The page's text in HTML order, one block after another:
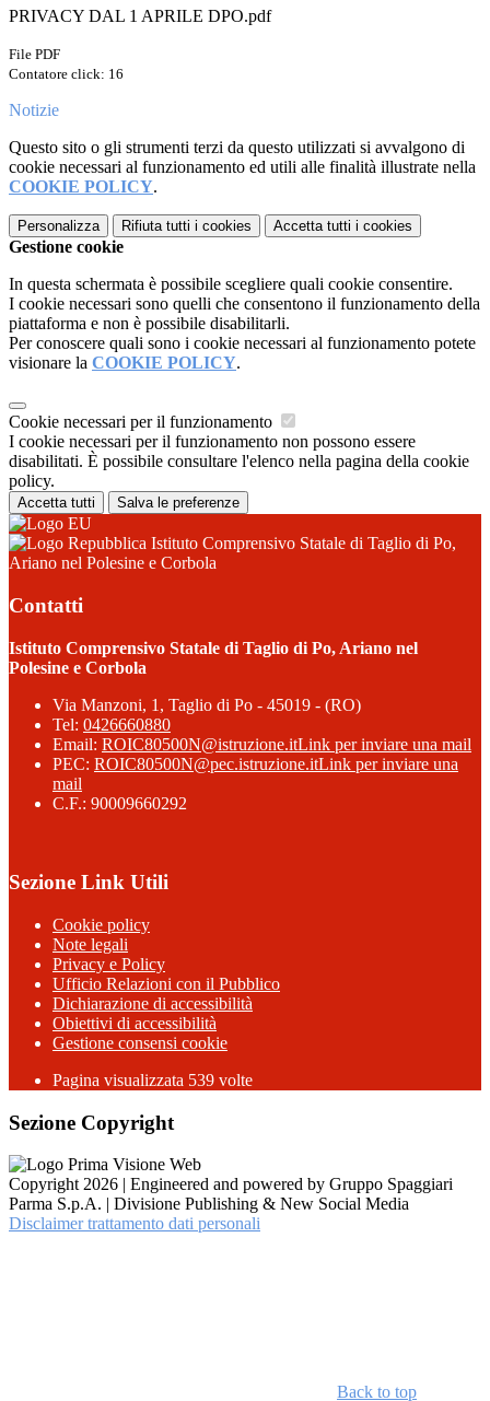
PRIVACY DAL 1 APRILE DPO.pdf
File PDF
Contatore click: 16
Notizie
Questo sito o gli strumenti terzi da questo utilizzati si avvalgono di
cookie necessari al funzionamento ed utili alle finalità illustrate nella
COOKIE POLICY.
Personalizza Rifiuta tutti i cookies Accetta tutti i cookies
Gestione cookie
In questa schermata è possibile scegliere quali cookie consentire.
I cookie necessari sono quelli che consentono il funzionamento della
piattaforma e non è possibile disabilitarli.
Per conoscere quali sono i cookie necessari al funzionamento potete
visionare la COOKIE POLICY.
Cookie necessari per il funzionamento
I cookie necessari per il funzionamento non possono essere
disabilitati. È possibile consultare l'elenco nella pagina della cookie
policy.
Accetta tutti Salva le preferenze
Istituto Comprensivo Statale di Taglio di Po,
Ariano nel Polesine e Corbola
Contatti
Istituto Comprensivo Statale di Taglio di Po, Ariano nel
Polesine e Corbola
Via Manzoni, 1, Taglio di Po - 45019 - (RO)
Tel: 0426660880
Email: ROIC80500N@istruzione.itLink per inviare una mail
PEC: ROIC80500N@pec.istruzione.itLink per inviare una
mail
C.F.: 90009660292
Sezione Link Utili
Cookie policy
Note legali
Privacy e Policy
Ufficio Relazioni con il Pubblico
Dichiarazione di accessibilità
Obiettivi di accessibilità
Gestione consensi cookie
Pagina visualizzata 539 volte
Sezione Copyright
Copyright 2026 | Engineered and powered by Gruppo Spaggiari
Parma S.p.A. | Divisione Publishing & New Social Media
Disclaimer trattamento dati personali
Back to top